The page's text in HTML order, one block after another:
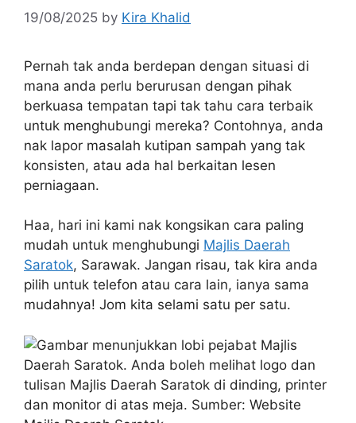
19/08/2025 by Kira Khalid
Pernah tak anda berdepan dengan situasi di
mana anda perlu berurusan dengan pihak
berkuasa tempatan tapi tak tahu cara terbaik
untuk menghubungi mereka? Contohnya, anda
nak lapor masalah kutipan sampah yang tak
konsisten, atau ada hal berkaitan lesen
perniagaan.
Haa, hari ini kami nak kongsikan cara paling
mudah untuk menghubungi Majlis Daerah
Saratok, Sarawak. Jangan risau, tak kira anda
pilih untuk telefon atau cara lain, ianya sama
mudahnya! Jom kita selami satu per satu.